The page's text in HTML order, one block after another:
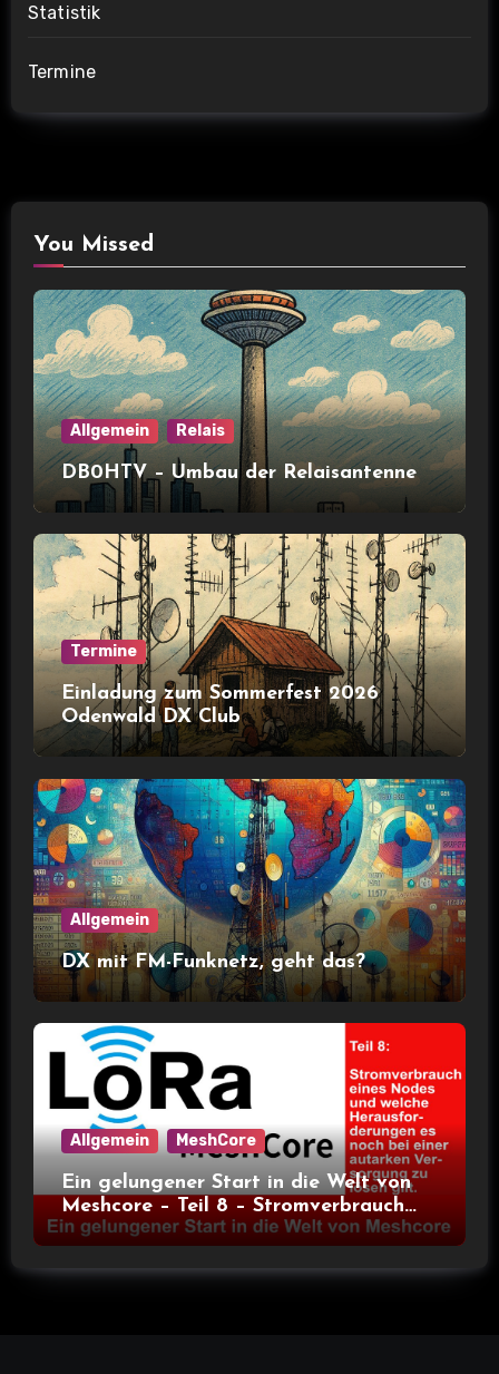
Statistik
Termine
You Missed
Allgemein Relais
DB0HTV – Umbau der Relaisantenne
Termine
Einladung zum Sommerfest 2026
Odenwald DX Club
Allgemein
DX mit FM-Funknetz, geht das?
Allgemein MeshCore
Ein gelungener Start in die Welt von
Meshcore – Teil 8 – Stromverbrauch
bei verschiedenen Nodes